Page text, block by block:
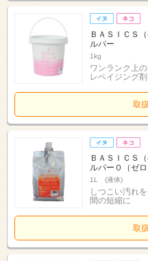
ＢＡＳＩＣＳ
ルパー
1kg
ワンランク上
レベイジング剤
取
ＢＡＳＩＣＳ
ルパー０（ゼロ
1L (液体)
しつこい汚れ
間の短縮に
取